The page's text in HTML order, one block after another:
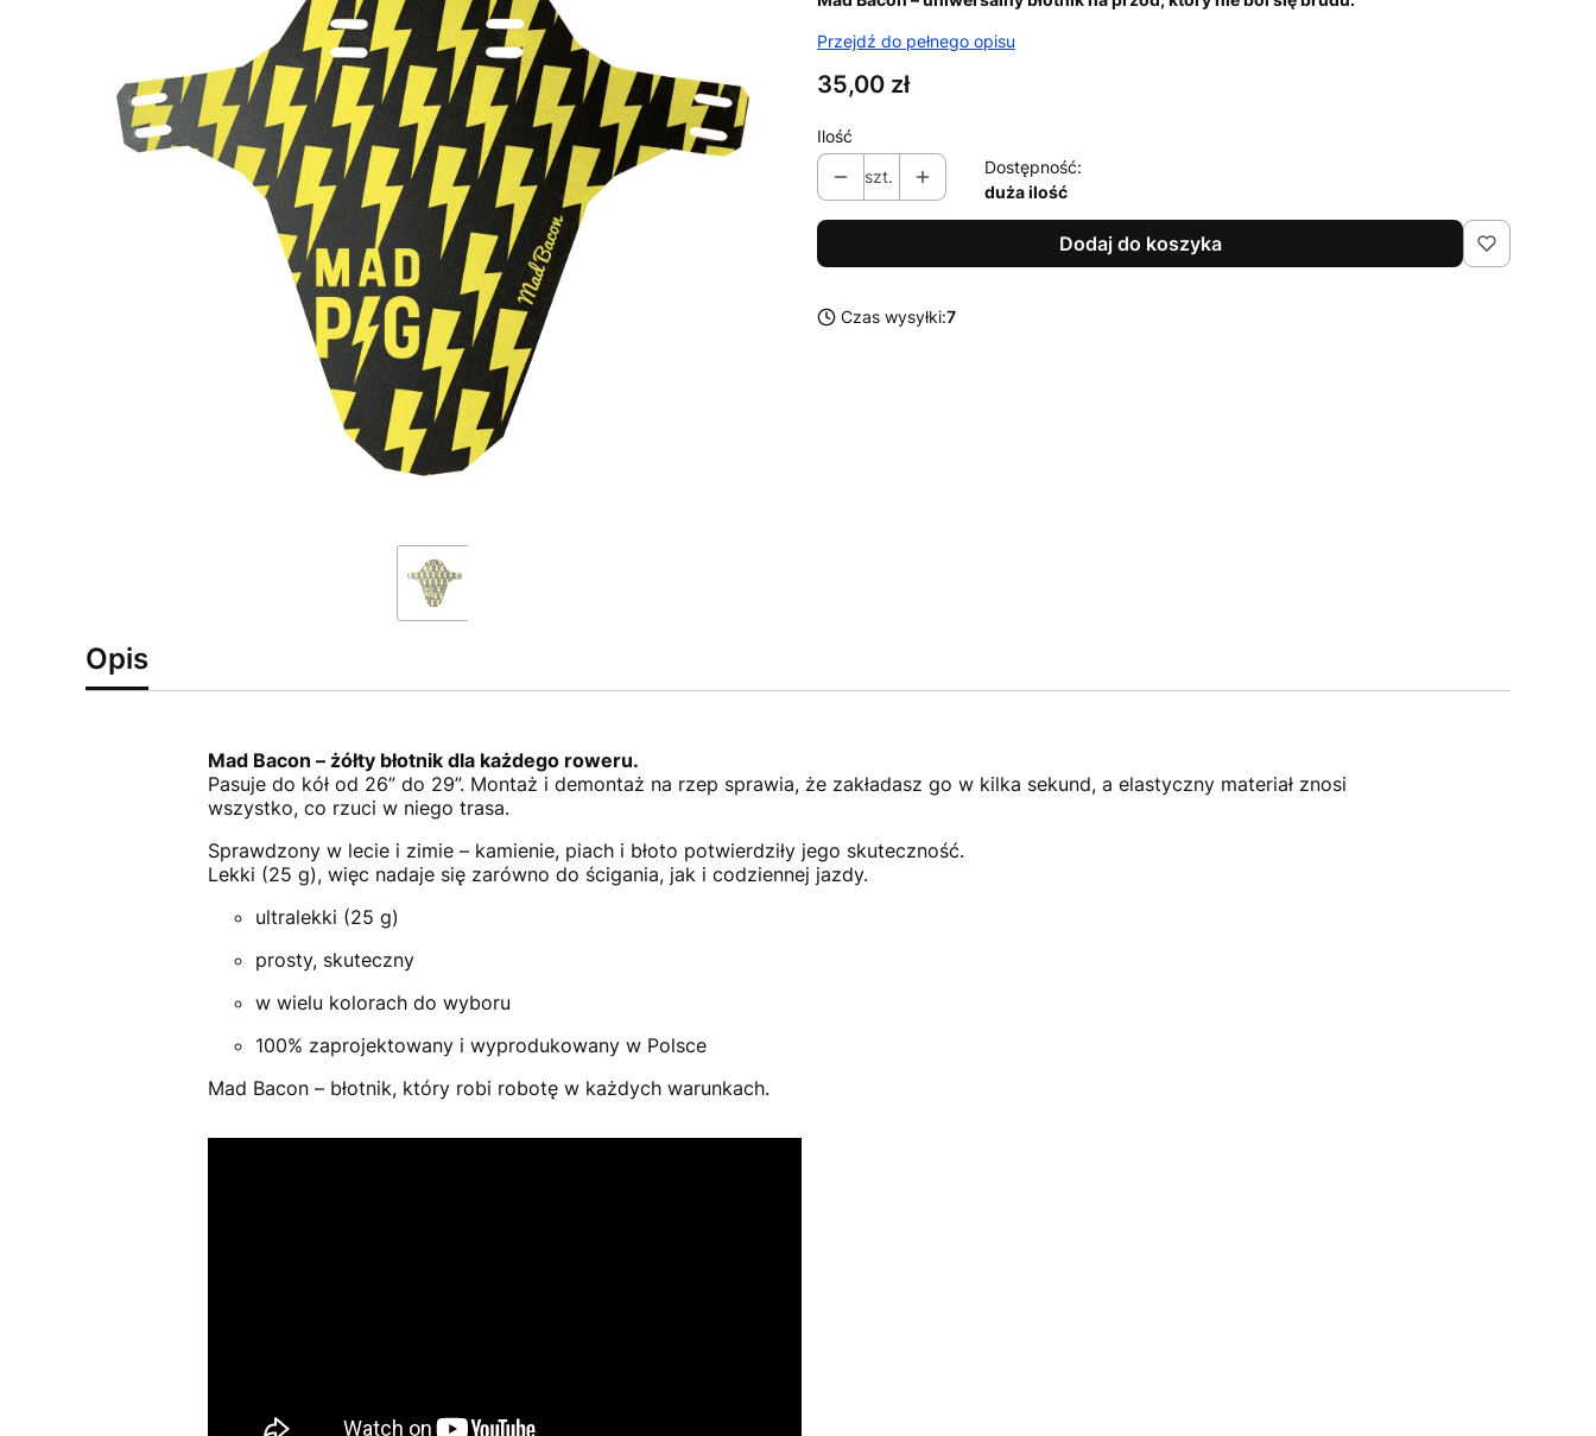
Przejdź do pełnego opisu
Cena
35,00 zł
Ilość
szt.
Dostępność:
duża ilość
Dodaj do koszyka
Czas wysyłki:7
Opis
Mad Bacon – żółty błotnik dla każdego roweru.
Pasuje do kół od 26” do 29”. Montaż i demontaż na rzep sprawia, że zakładasz go w kilka sekund, a elastyczny materiał znosi
wszystko, co rzuci w niego trasa.
Sprawdzony w lecie i zimie – kamienie, piach i błoto potwierdziły jego skuteczność.
Lekki (25 g), więc nadaje się zarówno do ścigania, jak i codziennej jazdy.
ultralekki (25 g)
prosty, skuteczny
w wielu kolorach do wyboru
100% zaprojektowany i wyprodukowany w Polsce
Mad Bacon – błotnik, który robi robotę w każdych warunkach.